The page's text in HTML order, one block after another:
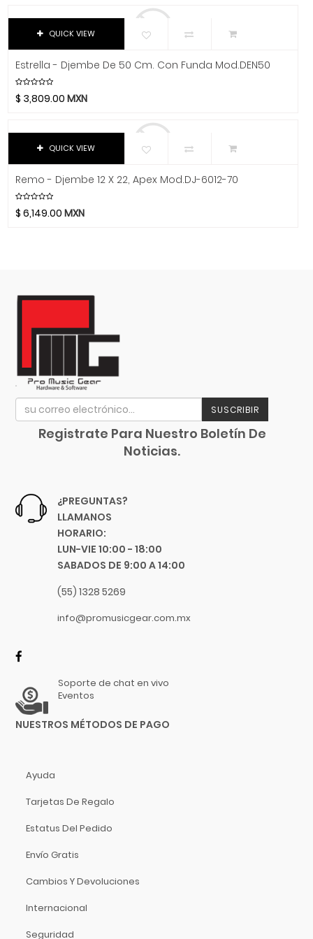
De Viento
Guitarras
Percusiones
Bongo
Cabasa
Cajón
Cencerro
Crotalos Ó Chinchines
Didgeridoo
Djembe
Doumbek
Güiro
Huehuetl
Kalimba
Maracas
Palo De Lluvia
Raspador
Redoba
Teponaztle
Timbales
Triángulo
Platillos
Libros Y Revistas
Bill Lawrence
Blessing
Blue
Boston Acoustics
Boundles Audio
C.B.I.
CAD
Caraya
Champion
Clayton Picks
Co2Crea
Cocoon Innovations
Conn-Selmer
Coreelo
D'Addario
Dandelot
Dave Smith
Db Technologies
Dictum
Dunlop
Dynaudio
Ear Filters
Ernie Ball
Evans
Excelsior
Fender
QUICK VIEW
Estrella - Djembe De 50 Cm. Con Funda Mod.DEN50
$ 3,809.00 MXN
QUICK VIEW
Remo - Djembe 12 X 22, Apex Mod.DJ-6012-70
$6,149.00 MXN
SUSCRIBIR
Registrate Para Nuestro Boletín De
Noticias.
¿PREGUNTAS?
LLAMANOS
HORARIO:
LUN-VIE 10:00 - 18:00
SABADOS DE 9:00 A 14:00
(55) 1328 5269
info@promusicgear.com.mx
Soporte de chat en vivo
Eventos
NUESTROS MÉTODOS DE PAGO
Ayuda
Tarjetas De Regalo
Estatus Del Pedido
Envío Gratis
Cambios Y Devoluciones
Internacional
Seguridad